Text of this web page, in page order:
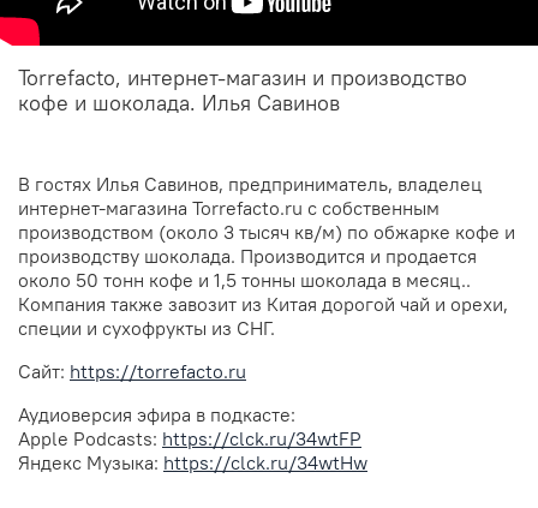
Torrefacto, интернет-магазин и производство
кофе и шоколада. Илья Савинов
В гостях Илья Савинов, предприниматель, владелец
интернет-магазина Torrefacto.ru с собственным
производством (около 3 тысяч кв/м) по обжарке кофе и
производству шоколада. Производится и продается
около 50 тонн кофе и 1,5 тонны шоколада в месяц..
Компания также завозит из Китая дорогой чай и орехи,
специи и сухофрукты из СНГ.
Сайт: https://torrefacto.ru
Аудиоверсия эфира в подкасте:
Apple Podcasts: https://clck.ru/34wtFP
Яндекс Музыка: https://clck.ru/34wtHw